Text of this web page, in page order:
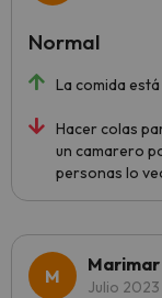
La comida
Hacer colas
un camarero
personas lo
Normal
Marimar
Julio 2023